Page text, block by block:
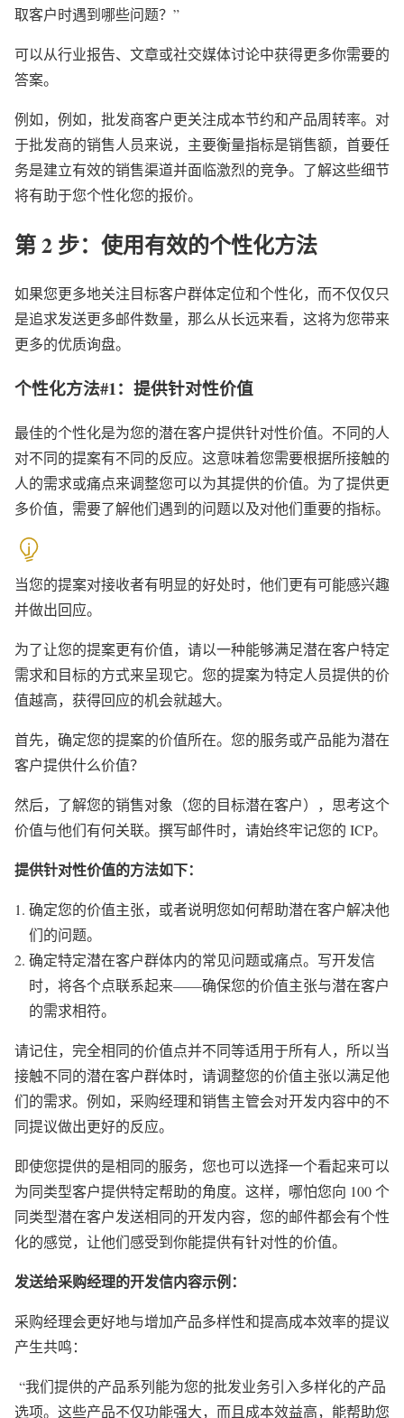
取客户时遇到哪些问题？”
可以从行业报告、文章或社交媒体讨论中获得更多你需要的
答案。
例如， 例如，批发商客户更关注成本节约和产品周转率。 对
于批发商的销售人员来说，主要衡量指标是销售额，首要任
务是建立有效的销售渠道并面临激烈的竞争。 了解这些细节
将有助于您个性化您的报价。
第 2 步：使用有效的个性化方法
如果您更多地关注目标客户群体定位和个性化，而不仅仅只
是追求发送更多邮件数量，那么从长远来看，这将为您带来
更多的优质询盘。
个性化方法#1：提供针对性价值
最佳的个性化是为您的潜在客户提供针对性价值。不同的人
对不同的提案有不同的反应。 这意味着您需要根据所接触的
人的需求或痛点来调整您可以为其提供的价值。为了提供更
多价值，需要了解他们遇到的问题以及对他们重要的指标。
当您的提案对接收者有明显的好处时，他们更有可能感兴趣
并做出回应。
为了让您的提案更有价值，请以一种能够满足潜在客户特定
需求和目标的方式来呈现它。您的提案为特定人员提供的价
值越高，获得回应的机会就越大。
首先，确定您的提案的价值所在。您的服务或产品能为潜在
客户提供什么价值？
然后，了解您的销售对象（您的目标潜在客户），思考这个
价值与他们有何关联。撰写邮件时，请始终牢记您的 ICP。
提供针对性价值的方法如下：
确定您的价值主张，或者说明您如何帮助潜在客户解决他
们的问题。
确定特定潜在客户群体内的常见问题或痛点。 写开发信
时，将各个点联系起来——确保您的价值主张与潜在客户
的需求相符。
请记住，完全相同的价值点并不同等适用于所有人，所以当
接触不同的潜在客户群体时，请调整您的价值主张以满足他
们的需求。 例如，采购经理和销售主管会对开发内容中的不
同提议做出更好的反应。
即使您提供的是相同的服务，您也可以选择一个看起来可以
为同类型客户提供特定帮助的角度。这样，哪怕您向 100 个
同类型潜在客户发送相同的开发内容，您的邮件都会有个性
化的感觉，让他们感受到你能提供有针对性的价值。
发送给采购经理的开发信内容示例：
采购经理会更好地与增加产品多样性和提高成本效率的提议
产生共鸣：
“我们提供的产品系列能为您的批发业务引入多样化的产品
选项。这些产品不仅功能强大，而且成本效益高，能帮助您